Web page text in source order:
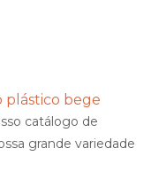
plástico bege
catálogo de
grande variedade